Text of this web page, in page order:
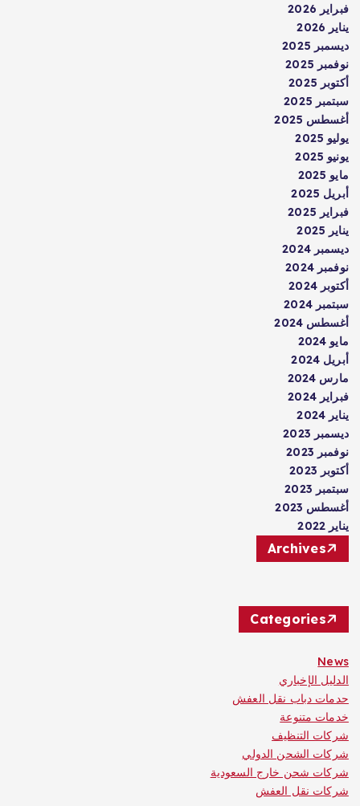
فبراير 2026
يناير 2026
ديسمبر 2025
نوفمبر 2025
أكتوبر 2025
سبتمبر 2025
أغسطس 2025
يوليو 2025
يونيو 2025
مايو 2025
أبريل 2025
فبراير 2025
يناير 2025
ديسمبر 2024
نوفمبر 2024
أكتوبر 2024
سبتمبر 2024
أغسطس 2024
مايو 2024
أبريل 2024
مارس 2024
فبراير 2024
يناير 2024
ديسمبر 2023
نوفمبر 2023
أكتوبر 2023
سبتمبر 2023
أغسطس 2023
يناير 2022
Archives
Categories
News
الدليل الإخباري
حدمات دباب نقل العفش
خدمات متنوعة
شركات التنظيف
شركات الشحن الدولي
شركات شحن خارج السعودية
شركات نقل العفش